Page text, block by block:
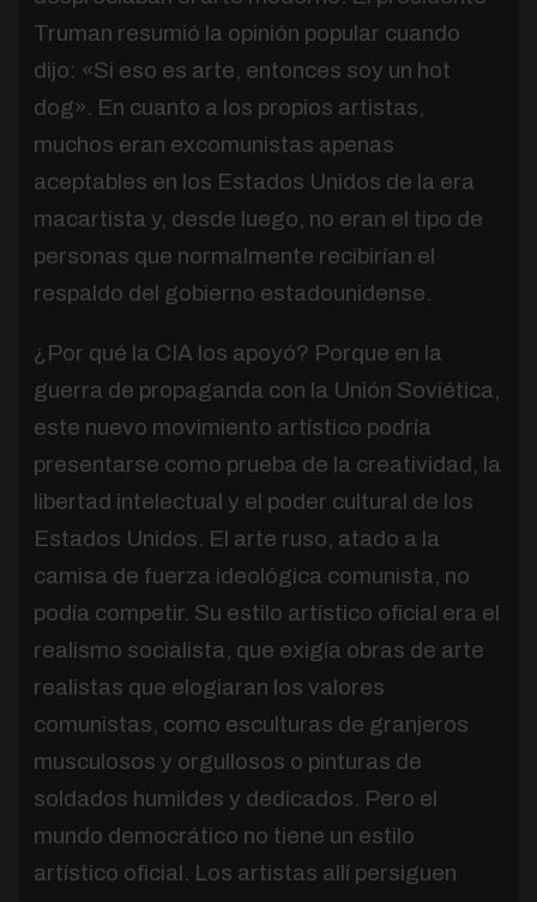
Truman resumió la opinión popular cuando
dijo: «Si eso es arte, entonces soy un hot
dog». En cuanto a los propios artistas,
muchos eran excomunistas apenas
aceptables en los Estados Unidos de la era
macartista y, desde luego, no eran el tipo de
personas que normalmente recibirían el
respaldo del gobierno estadounidense.
¿Por qué la CIA los apoyó? Porque en la
guerra de propaganda con la Unión Soviética,
este nuevo movimiento artístico podría
presentarse como prueba de la creatividad, la
libertad intelectual y el poder cultural de los
Estados Unidos. El arte ruso, atado a la
camisa de fuerza ideológica comunista, no
podía competir. Su estilo artístico oficial era el
realismo socialista, que exigía obras de arte
realistas que elogiaran los valores
comunistas, como esculturas de granjeros
musculosos y orgullosos o pinturas de
soldados humildes y dedicados. Pero el
mundo democrático no tiene un estilo
artístico oficial. Los artistas allí persiguen